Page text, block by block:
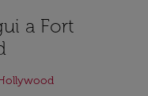
a Fort